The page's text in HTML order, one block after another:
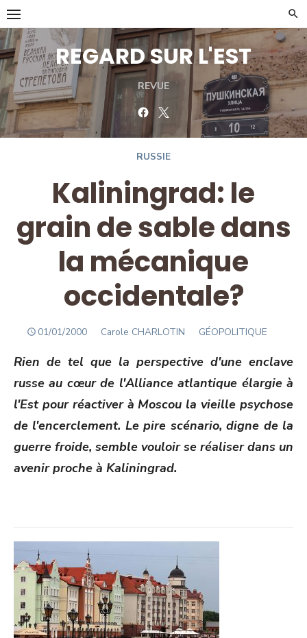
Skip
to
content
REGARD SUR L'EST
REVUE
FacebookTwitter
RUSSIE
Kaliningrad: le
grain de sable dans
la mécanique
occidentale?
POSTED
01/01/2000 Author
Carole CHARLOTIN GÉOPOLITIQUE
Rien de tel que la perspective d'une enclave
russe au cœur de l'Alliance atlantique élargie à
l'Est pour réactiver à Moscou la vieille psychose
de l'encerclement. Le pire scénario, digne de la
guerre froide, semble vouloir se réaliser dans un
avenir proche à Kaliningrad.